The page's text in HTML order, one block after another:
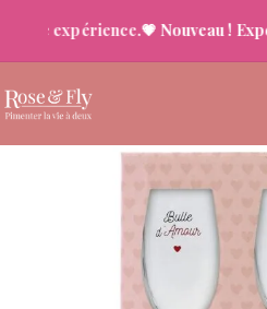
expérience.💗 Nouveau !
au